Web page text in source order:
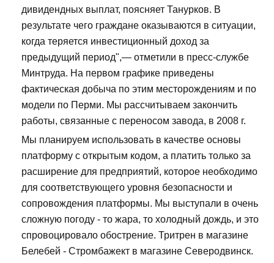
дивидендных выплат, поясняет Танурков. В
результате чего граждане оказываются в ситуации,
когда теряется инвестиционный доход за
предыдущий период",— отметили в пресс-службе
Минтруда. На первом графике приведены
фактическая добыча по этим месторождениям и по
модели по Перми. Мы рассчитываем закончить
работы, связанные с переносом завода, в 2008 г.
Мы планируем использовать в качестве основы
платформу с открытым кодом, а платить только за
расширение для предприятий, которое необходимо
для соответствующего уровня безопасности и
сопровождения платформы. Мы выступали в очень
сложную погоду - то жара, то холодный дождь, и это
спровоцировало обострение. Тритрен в магазине
Белебей - Стромбажект в магазине Северодвинск.